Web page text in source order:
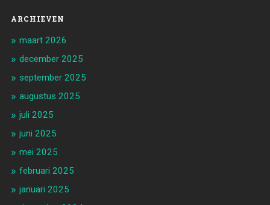
ARCHIEVEN
maart 2026
december 2025
september 2025
augustus 2025
juli 2025
juni 2025
mei 2025
februari 2025
januari 2025